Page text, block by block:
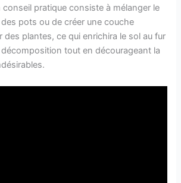
pratique consiste à mélanger le
pots ou de créer une couche
des plantes, ce qui enrichira le sol au fur
tout en décourageant la